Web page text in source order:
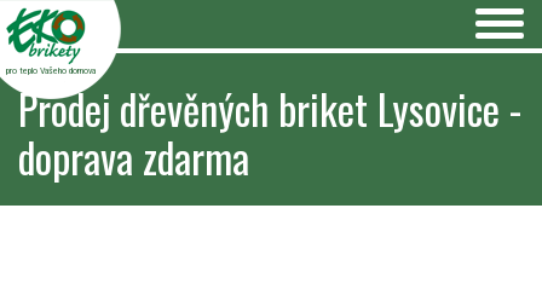
pro teplo Vašeho domova
Prodej dřevěných briket Lysovice -
doprava zdarma